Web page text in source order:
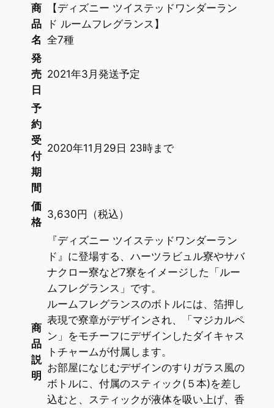
商
品
名
【ディズニー ツイステッドワンダーラン
ド ルームフレグランス】
全7種
発
売
日
2021年3月発送予定
予
約
受
付
期
間
2020年11月29日 23時まで
価
格
3,630円（税込）
商
品
説
明
『ディズニー ツイステッドワンダーラン
ド』に登場する、ハーツラビュル寮やサバ
ナクロー寮など7寮をイメージした「ルー
ムフレグランス」です。
ルームフレグランスのボトルには、箔押し
表現で寮章がデザインされ、「マジカルペ
ン」をモチーフにデザインしたダイキャス
トチャームが付属します。
お部屋になじむデザインのすりガラス風の
ボトルに、付属のスティック(５本)を差し
込むと、スティックが液体を吸い上げ、香